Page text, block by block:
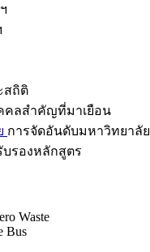
สถิติ
คลสำคัญที่มาเยือน
การจัดอันดับมหาวิทยาลัย
บรองหลักสูตร
Waste
Bus